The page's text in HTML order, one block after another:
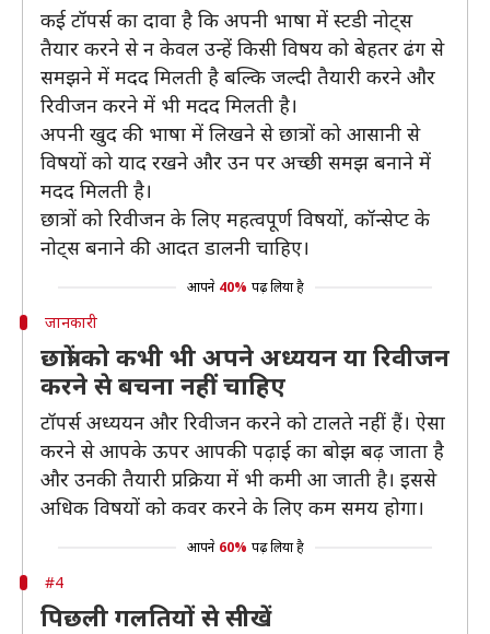
कई टॉपर्स का दावा है कि अपनी भाषा में स्टडी नोट्स
तैयार करने से न केवल उन्हें किसी विषय को बेहतर ढंग से
समझने में मदद मिलती है बल्कि जल्दी तैयारी करने और
रिवीजन करने में भी मदद मिलती है।
अपनी खुद की भाषा में लिखने से छात्रों को आसानी से
विषयों को याद रखने और उन पर अच्छी समझ बनाने में
मदद मिलती है।
छात्रों को रिवीजन के लिए महत्वपूर्ण विषयों, कॉन्सेप्ट के
नोट्स बनाने की आदत डालनी चाहिए।
आपने 40% पढ़ लिया है
जानकारी
छात्रों को कभी भी अपने अध्ययन या रिवीजन
करने से बचना नहीं चाहिए
टॉपर्स अध्ययन और रिवीजन करने को टालते नहीं हैं। ऐसा
करने से आपके ऊपर आपकी पढ़ाई का बोझ बढ़ जाता है
और उनकी तैयारी प्रक्रिया में भी कमी आ जाती है। इससे
अधिक विषयों को कवर करने के लिए कम समय होगा।
आपने 60% पढ़ लिया है
#4
पिछली गलतियों से सीखें